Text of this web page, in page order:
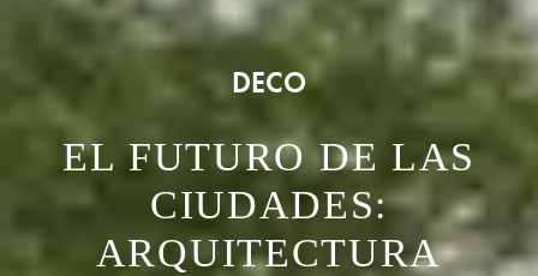
DECO
EL FUTURO DE LAS
CIUDADES:
ARQUITECTURA